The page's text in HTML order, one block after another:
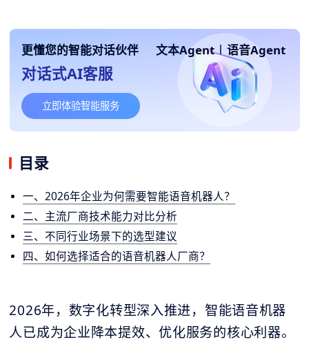
更懂您的智能对话伙伴 文本Agent | 语音Agent
对话式AI客服
立即体验智能服务
目录
一、2026年企业为何需要智能语音机器人？
二、主流厂商技术能力对比分析
三、不同行业场景下的选型建议
四、如何选择适合的语音机器人厂商？
2026年，数字化转型深入推进，智能语音机器
人已成为企业降本提效、优化服务的核心利器。